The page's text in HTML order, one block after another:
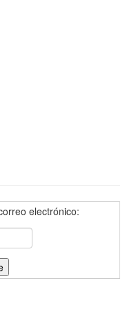
electrónico: